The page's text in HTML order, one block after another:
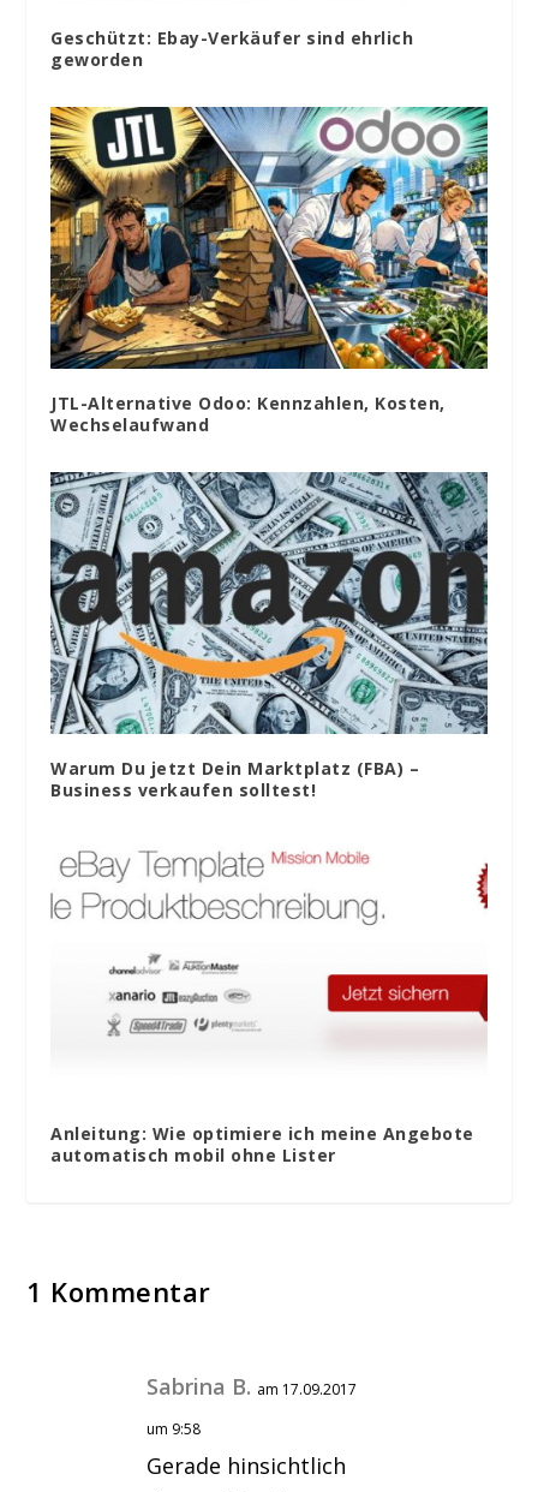
Geschützt: Ebay-Verkäufer sind ehrlich
geworden
JTL-Alternative Odoo: Kennzahlen, Kosten,
Wechselaufwand
Warum Du jetzt Dein Marktplatz (FBA) –
Business verkaufen solltest!
Anleitung: Wie optimiere ich meine Angebote
automatisch mobil ohne Lister
1 Kommentar
Sabrina B. am 17.09.2017
um 9:58
Gerade hinsichtlich